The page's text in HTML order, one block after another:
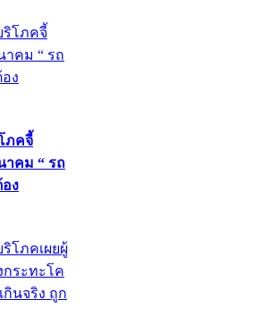
ภคจี้
าคม “ รถ
ง